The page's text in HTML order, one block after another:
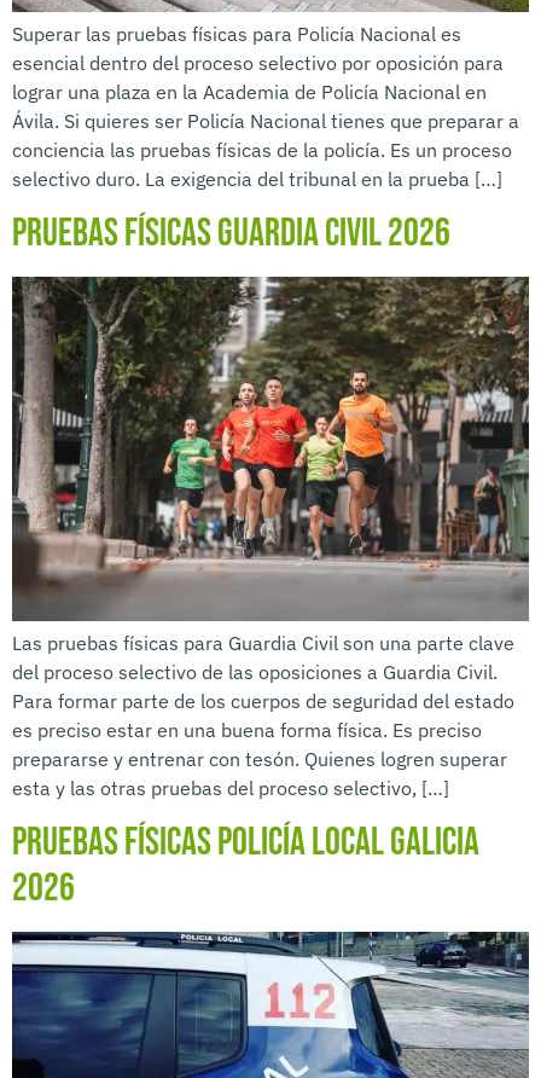
Superar las pruebas físicas para Policía Nacional es
esencial dentro del proceso selectivo por oposición para
lograr una plaza en la Academia de Policía Nacional en
Ávila. Si quieres ser Policía Nacional tienes que preparar a
conciencia las pruebas físicas de la policía. Es un proceso
selectivo duro. La exigencia del tribunal en la prueba […]
Pruebas físicas Guardia Civil 2026
Las pruebas físicas para Guardia Civil son una parte clave
del proceso selectivo de las oposiciones a Guardia Civil.
Para formar parte de los cuerpos de seguridad del estado
es preciso estar en una buena forma física. Es preciso
prepararse y entrenar con tesón. Quienes logren superar
esta y las otras pruebas del proceso selectivo, […]
Pruebas físicas Policía Local Galicia
2026